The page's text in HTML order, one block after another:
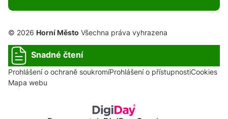
© 2026 Horní Město Všechna práva vyhrazena
Snadné čtení
Prohlášení o ochraně soukromíProhlášení o přístupnostiCookies
Mapa webu